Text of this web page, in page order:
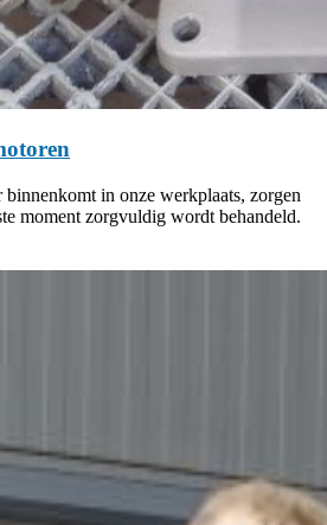
binnenkomt in onze werkplaats, zorgen
moment zorgvuldig wordt behandeld.